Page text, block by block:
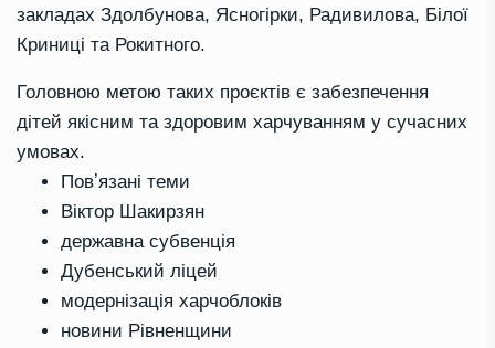
закладах Здолбунова, Ясногірки, Радивилова, Білої
Криниці та Рокитного.
Головною метою таких проєктів є забезпечення
дітей якісним та здоровим харчуванням у сучасних
умовах.
Повʼязані теми
Віктор Шакирзян
державна субвенція
Дубенський ліцей
модернізація харчоблоків
новини Рівненщини